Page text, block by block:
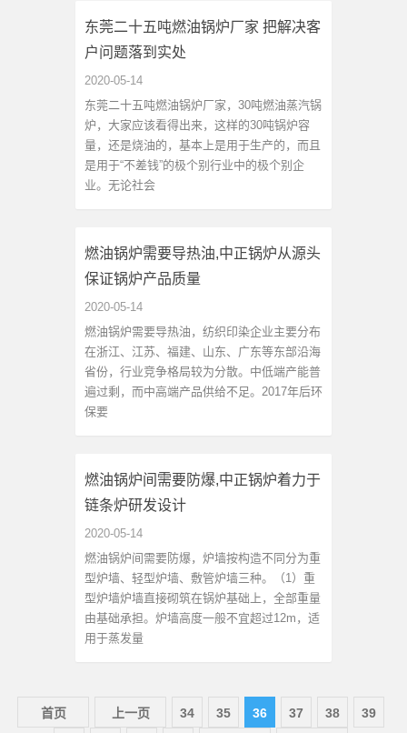
东莞二十五吨燃油锅炉厂家 把解决客
户问题落到实处
2020-05-14
东莞二十五吨燃油锅炉厂家，30吨燃油蒸汽锅
炉，大家应该看得出来，这样的30吨锅炉容
量，还是烧油的，基本上是用于生产的，而且
是用于“不差钱”的极个别行业中的极个别企
业。无论社会
燃油锅炉需要导热油,中正锅炉从源头
保证锅炉产品质量
2020-05-14
燃油锅炉需要导热油，纺织印染企业主要分布
在浙江、江苏、福建、山东、广东等东部沿海
省份，行业竞争格局较为分散。中低端产能普
遍过剩，而中高端产品供给不足。2017年后环
保要
燃油锅炉间需要防爆,中正锅炉着力于
链条炉研发设计
2020-05-14
燃油锅炉间需要防爆，炉墙按构造不同分为重
型炉墙、轻型炉墙、敷管炉墙三种。（1）重
型炉墙炉墙直接砌筑在锅炉基础上，全部重量
由基础承担。炉墙高度一般不宜超过12m，适
用于蒸发量
首页 上一页 34 35 36 37 38 39